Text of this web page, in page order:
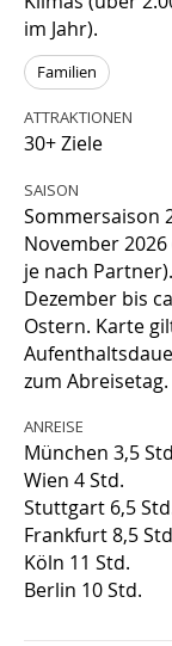
im Jahr).
Familien
ATTRAKTIONEN
30+ Ziele
SAISON
Sommersaison
November
je nach
Dezember bis
Ostern. Karte
zum Abreisetag.
ANREISE
München 3,5
Wien 4 Std.
Stuttgart 6,5
Frankfurt 8,5
Köln 11 Std.
Berlin 10 Std.